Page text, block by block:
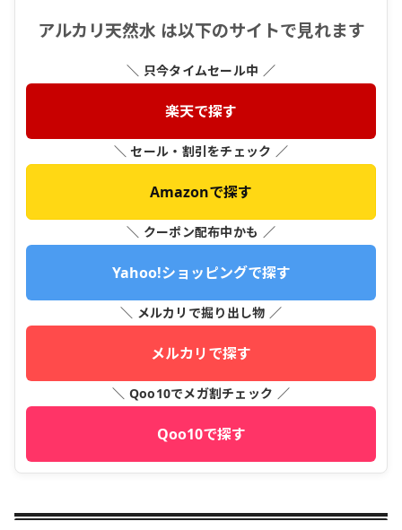
アルカリ天然水 は以下のサイトで見れます
＼ 只今タイムセール中 ／
楽天で探す
＼ セール・割引をチェック ／
Amazonで探す
＼ クーポン配布中かも ／
Yahoo!ショッピングで探す
＼ メルカリで掘り出し物 ／
メルカリで探す
＼ Qoo10でメガ割チェック ／
Qoo10で探す